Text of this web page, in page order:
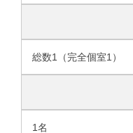
総数1（完全個室1）
1名